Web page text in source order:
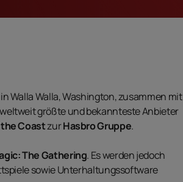
Walla Walla, Washington, zusammen mit
größte und bekannteste Anbieter
CoastzurHasbro Gruppe.
The Gathering. Es werden jedoch
sowie Unterhaltungssoftware